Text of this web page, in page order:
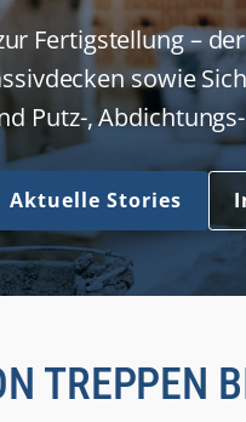
Fertigstellung –
sowie
Putz-,
Aktuelle Stories
TREPPEN